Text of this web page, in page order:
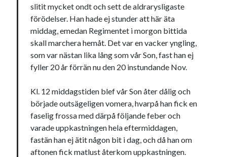
slitit mycket ondt och sett de aldrarysligaste
förödelser. Han hade ej stunder att här äta
middag, emedan Regimentet i morgon bittida
skall marchera hemåt. Det var en vacker yngling,
som var nästan lika lång som vår Son, fast han ej
fyller 20 år förrän nu den 20 instundande Nov.
Kl. 12 middagstiden blef vår Son åter dålig och
började outsägeligen vomera, hvarpå han fick en
faselig frossa med därpå följande feber och
varade uppkastningen hela eftermiddagen,
fastän han ej ätit någon bit i dag, och då han om
aftonen fick matlust återkom uppkastningen.